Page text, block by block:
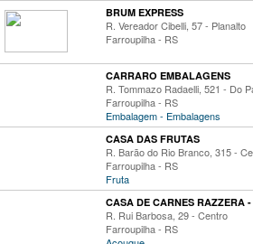
BRUM EXPRESS
R. Vereador Cibelli, 57 - Planalto
Farroupilha - RS
CARRARO EMBALAGENS
R. Tommazo Radaelli, 521 - Do
Farroupilha - RS
Embalagem - Embalagens
CASA DAS FRUTAS
R. Barão do Rio Branco, 315 -
Farroupilha - RS
Fruta
CASA DE CARNES RAZZERA
R. Rui Barbosa, 29 - Centro
Farroupilha - RS